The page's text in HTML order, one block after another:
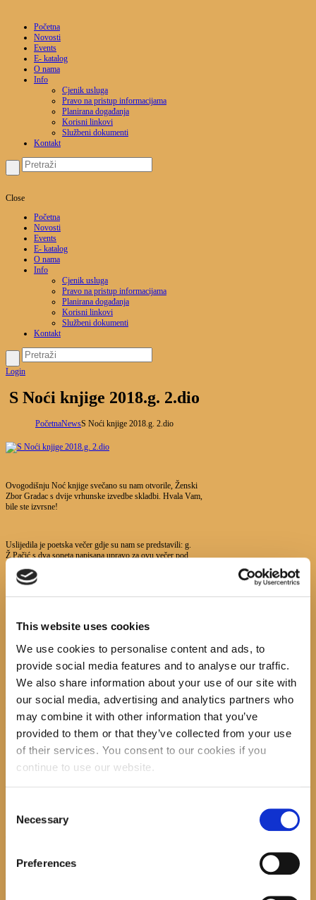
This website uses cookies
We use cookies to personalise content and ads, to
provide social media features and to analyse our traffic.
We also share information about your use of our site with
our social media, advertising and analytics partners who
may combine it with other information that you’ve
provided to them or that they’ve collected from your use
of their services. You consent to our cookies if you
continue to use our website.
Selection
Necessary
Preferences
Početna
Novosti
Events
E- katalog
O nama
Info
Cjenik usluga
Pravo na pristup informacijama
Planirana događanja
Korisni linkovi
Službeni dokumenti
Kontakt
Close
Početna
Novosti
Events
E- katalog
O nama
Info
Cjenik usluga
Pravo na pristup informacijama
Planirana događanja
Korisni linkovi
Službeni dokumenti
Kontakt
Login
S Noći knjige 2018.g. 2.dio
PočetnaNewsS Noći knjige 2018.g. 2.dio
Ovogodišnju Noć knjige svečano su nam otvorile, Ženski
Zbor Gradac s dvije vrhunske izvedbe skladbi. Hvala Vam,
bile ste izvrsne!
Uslijedila je poetska večer gdje su nam se predstavili: g.
Ž.Pačić s dva soneta napisana upravo za ovu večer pod
nazivom “Budućnost knjige”, uvijek zabavna
gđa.Lj.Bartulović, čije pjesme je čitala D. Lončar te S.Šutić
koja nam je predstavila stihove iz skorašnje zbirke poezije
“Izvor” čija je autorica njena mama, gđa Emilija Kalažić,
Nakon prekrasnih stihova, započeli smo s aukcijom knjiga,
moguće samo s “bookcoinom”! Najveći bogataši ( čitaj
čitači) imali su priliku svoj kapital uložiti u najveće
Iako su se mnogi izjasnili da nemaju iskustva s dražbama,
vrlo ih je brzo zatresla groznica nadmetanja. I tako je naših
50-tak knjiga beskućnica našlo je svoj novi dom 🙂
vam!
Zahvaljujemo svima koji su sudjelovali, a time i uveličali